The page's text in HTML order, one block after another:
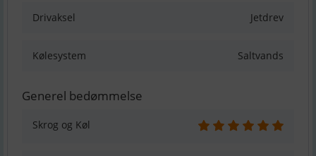
Drivaksel Jetdrev
Kølesystem Saltvands
Generel bedømmelse
Skrog og Køl